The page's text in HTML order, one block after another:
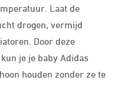
Laat de
drogen, vermijd
Door deze
je je baby Adidas
houden zonder ze te